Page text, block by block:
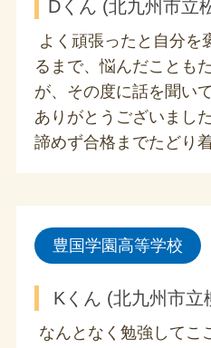
Dくん (北九州市立
よく頑張ったと自分を
るまで、悩んだことも
が、その度に話を聞い
ありがとうございまし
諦めず合格までたどり
豊国学園高等学校
Kくん (北九州市立
なんとなく勉強してこ